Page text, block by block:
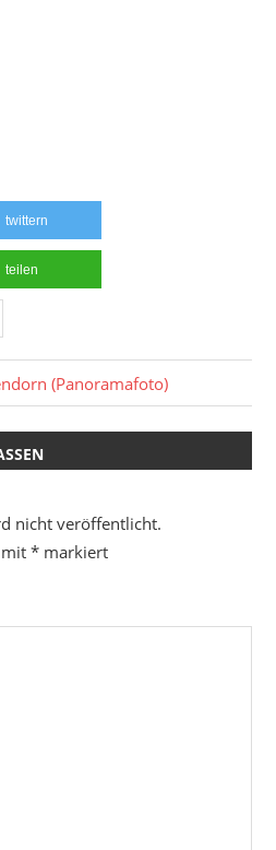
twittern
teilen
(Panoramafoto)
nicht veröffentlicht.
*markiert